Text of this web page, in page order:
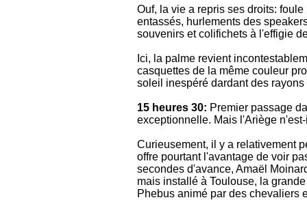
Ouf, la vie a repris ses droits:
entassés, hurlements des
souvenirs et colifichets à l'effigie
Ici, la palme revient
casquettes de la même couleur
soleil inespéré dardant des
15 heures 30: Premier passage
exceptionnelle. Mais l'Ariège
Curieusement, il y a relativement
offre pourtant l'avantage de voir
secondes d'avance, Amaël
mais installé à Toulouse, la
Phebus animé par des chevaliers